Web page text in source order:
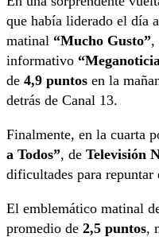
que había liderado el día
matinal “Mucho Gusto”,
informativo
de 4,9 puntos en la
detrás de Canal 13.
Finalmente, en la cuarta
a Todos”, de Televisión
dificultades para repuntar
El emblemático matinal
promedio de 2,5 puntos,